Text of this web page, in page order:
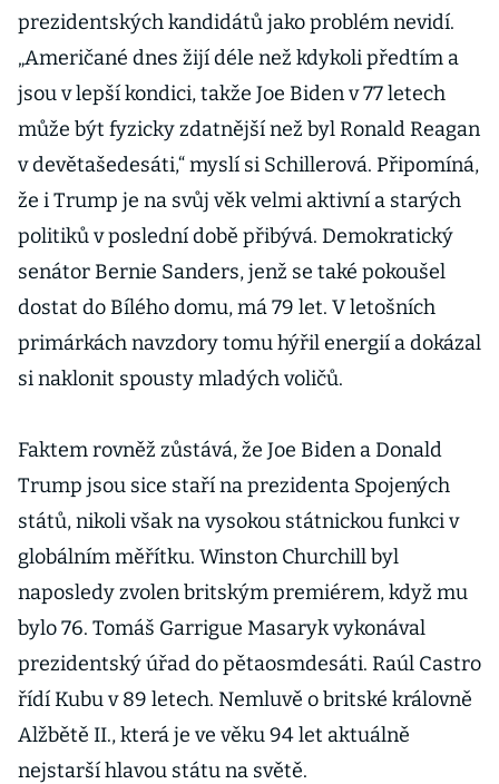
prezidentských kandidátů jako problém nevidí.
„Američané dnes žijí déle než kdykoli předtím a
jsou v lepší kondici, takže Joe Biden v 77 letech
může být fyzicky zdatnější než byl Ronald Reagan
v devětašedesáti,“ myslí si Schillerová. Připomíná,
že i Trump je na svůj věk velmi aktivní a starých
politiků v poslední době přibývá. Demokratický
senátor Bernie Sanders, jenž se také pokoušel
dostat do Bílého domu, má 79 let. V letošních
primárkách navzdory tomu hýřil energií a dokázal
si naklonit spousty mladých voličů.
Faktem rovněž zůstává, že Joe Biden a Donald
Trump jsou sice staří na prezidenta Spojených
států, nikoli však na vysokou státnickou funkci v
globálním měřítku. Winston Churchill byl
naposledy zvolen britským premiérem, když mu
bylo 76. Tomáš Garrigue Masaryk vykonával
prezidentský úřad do pětaosmdesáti. Raúl Castro
řídí Kubu v 89 letech. Nemluvě o britské královně
Alžbětě II., která je ve věku 94 let aktuálně
nejstarší hlavou státu na světě.